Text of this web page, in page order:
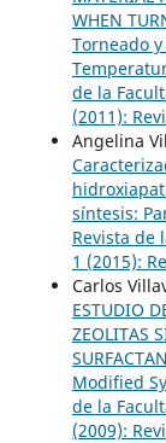
WHEN
Torneado
de la
(2011):
Angelina
síntesis:
Revista de
1 (2015):
Carlos
ESTUDIO
ZEOLITAS
Modified
de la
(2009):